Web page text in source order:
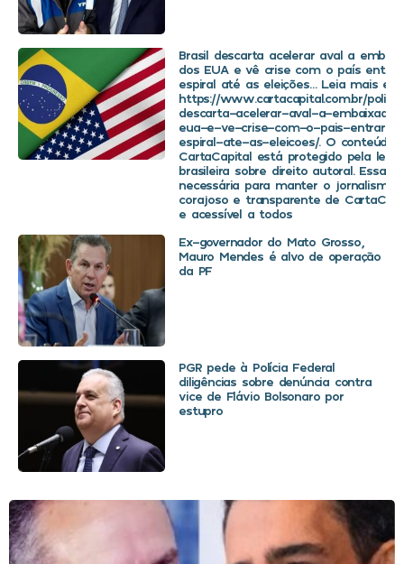
Brasil descarta acelerar aval a
dos EUA e vê crise com o país
espiral até as eleições… Leia mais em
https://www.cartacapital.com.br/
descarta-acelerar-aval-a-
eua-e-ve-crise-com-o-pais-entrar-
espiral-ate-as-eleicoes/. O conteúdo
CartaCapital está protegido pela
brasileira sobre direito autoral. Essa
necessária para manter o jornalismo
corajoso e transparente de
e acessível a todos
Ex-governador do Mato Grosso,
Mauro Mendes é alvo de operação
da PF
PGR pede à Polícia Federal
diligências sobre denúncia contra
vice de Flávio Bolsonaro por
estupro